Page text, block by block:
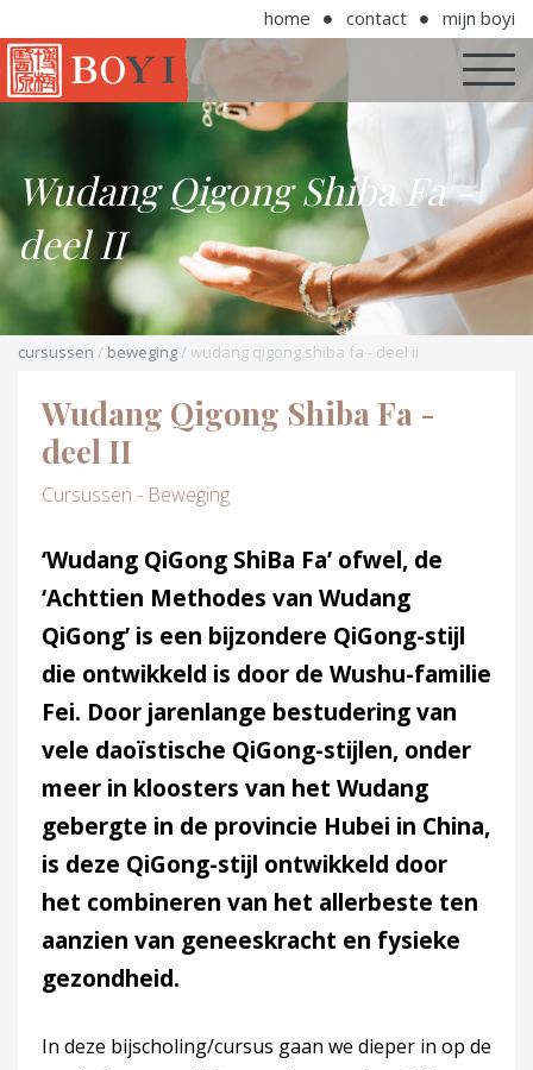
home contact mijn boyi
Wudang Qigong Shiba Fa -
deel II
cursussen / beweging/ wudang qigong shiba fa - deel ii
Wudang Qigong Shiba Fa -
deel II
Cursussen - Beweging
‘Wudang QiGong ShiBa Fa’ ofwel, de
‘Achttien Methodes van Wudang
QiGong’ is een bijzondere QiGong-stijl
die ontwikkeld is door de Wushu-familie
Fei. Door jarenlange bestudering van
vele daoïstische QiGong-stijlen, onder
meer in kloosters van het Wudang
gebergte in de provincie Hubei in China,
is deze QiGong-stijl ontwikkeld door
het combineren van het allerbeste ten
aanzien van geneeskracht en fysieke
gezondheid.
In deze bijscholing/cursus gaan we dieper in op de